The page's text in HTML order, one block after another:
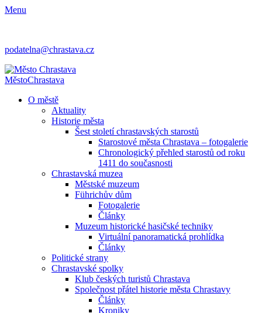
Menu
podatelna@chrastava.cz
MěstoChrastava
O městě
Aktuality
Historie města
Šest století chrastavských starostů
Starostové města Chrastava – fotogalerie
Chronologický přehled starostů od roku
1411 do současnosti
Chrastavská muzea
Městské muzeum
Führichův dům
Fotogalerie
Články
Muzeum historické hasičské techniky
Virtuální panoramatická prohlídka
Články
Politické strany
Chrastavské spolky
Klub českých turistů Chrastava
Společnost přátel historie města Chrastavy
Články
Kroniky